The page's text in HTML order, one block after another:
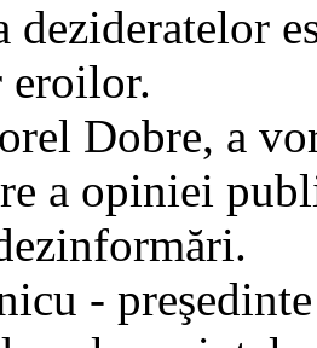
dezideratelor
Dobre, a
a opiniei
-